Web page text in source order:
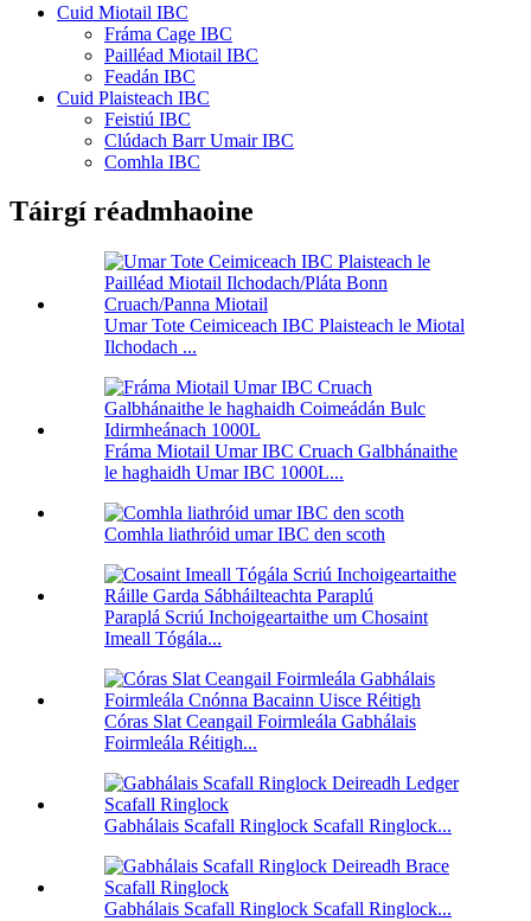
Cuid Miotail IBC
Fráma Cage IBC
Pailléad Miotail IBC
Feadán IBC
Cuid Plaisteach IBC
Feistiú IBC
Clúdach Barr Umair IBC
Comhla IBC
Táirgí réadmhaoine
Umar Tote Ceimiceach IBC Plaisteach le Miotal
Ilchodach ...
Fráma Miotail Umar IBC Cruach Galbhánaithe
le haghaidh Umar IBC 1000L...
Comhla liathróid umar IBC den scoth
Paraplá Scriú Inchoigeartaithe um Chosaint
Imeall Tógála...
Córas Slat Ceangail Foirmleála Gabhálais
Foirmleála Réitigh...
Gabhálais Scafall Ringlock Scafall Ringlock...
Gabhálais Scafall Ringlock Scafall Ringlock...